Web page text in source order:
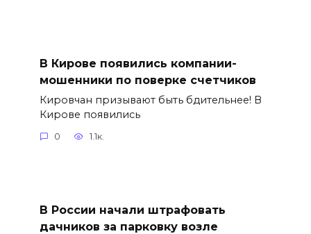
В Кирове появились компании-
мошенники по поверке счетчиков
Кировчан призывают быть бдительнее! В
Кирове появились
0 1.1к.
В России начали штрафовать
дачников за парковку возле